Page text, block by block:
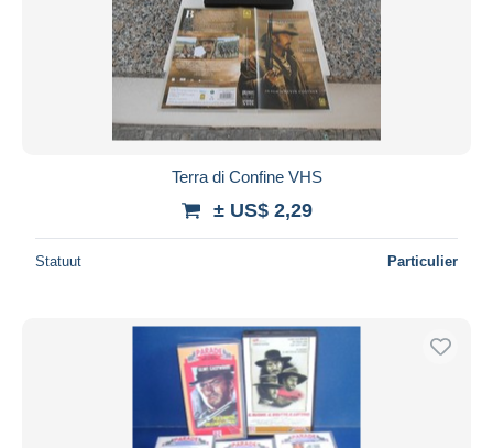
Terra di Confine VHS
± US$ 2,29
Statuut Particulier